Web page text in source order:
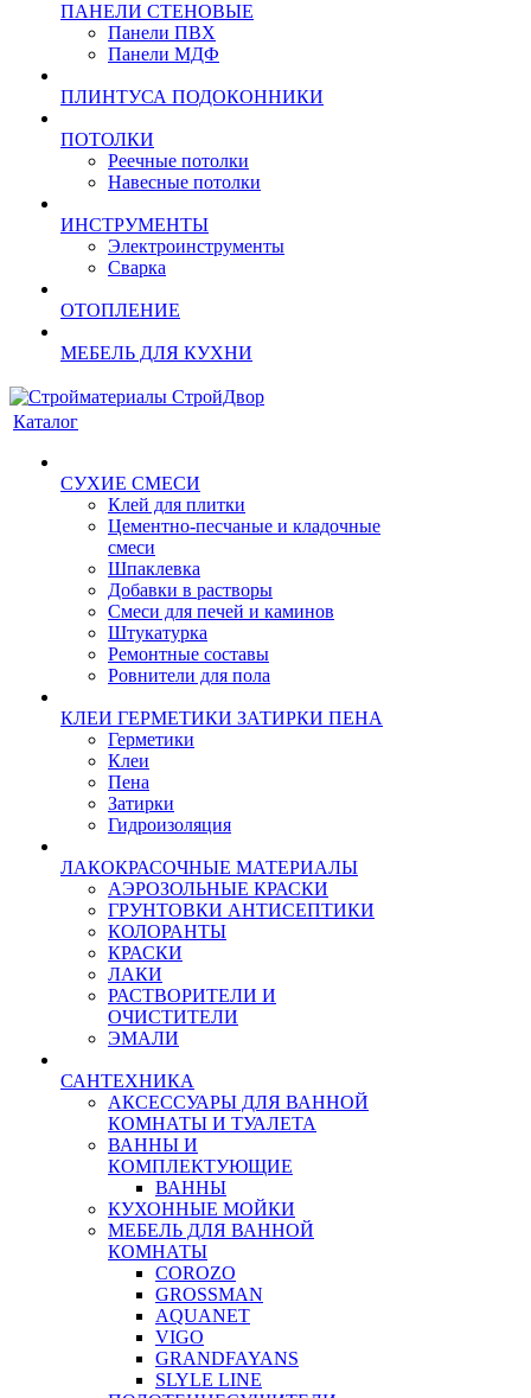
ПАНЕЛИ СТЕНОВЫЕ
Панели ПВХ
Панели МДФ
ПЛИНТУСА ПОДОКОННИКИ
ПОТОЛКИ
Реечные потолки
Навесные потолки
ИНСТРУМЕНТЫ
Электроинструменты
Сварка
ОТОПЛЕНИЕ
МЕБЕЛЬ ДЛЯ КУХНИ
Каталог
СУХИЕ СМЕСИ
Клей для плитки
Цементно-песчаные и кладочные
смеси
Шпаклевка
Добавки в растворы
Смеси для печей и каминов
Штукатурка
Ремонтные составы
Ровнители для пола
КЛЕИ ГЕРМЕТИКИ ЗАТИРКИ ПЕНА
Герметики
Клеи
Пена
Затирки
Гидроизоляция
ЛАКОКРАСОЧНЫЕ МАТЕРИАЛЫ
АЭРОЗОЛЬНЫЕ КРАСКИ
ГРУНТОВКИ АНТИСЕПТИКИ
КОЛОРАНТЫ
КРАСКИ
ЛАКИ
РАСТВОРИТЕЛИ И
ОЧИСТИТЕЛИ
ЭМАЛИ
САНТЕХНИКА
АКСЕССУАРЫ ДЛЯ ВАННОЙ
КОМНАТЫ И ТУАЛЕТА
ВАННЫ И
КОМПЛЕКТУЮЩИЕ
ВАННЫ
КУХОННЫЕ МОЙКИ
МЕБЕЛЬ ДЛЯ ВАННОЙ
КОМНАТЫ
COROZO
GROSSMAN
AQUANET
VIGO
GRANDFAYANS
SLYLE LINE